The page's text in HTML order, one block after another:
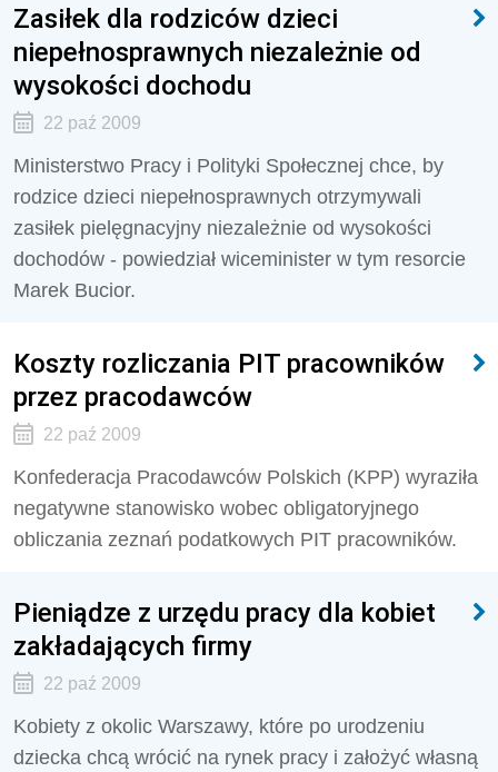
Zasiłek dla rodziców dzieci
niepełnosprawnych niezależnie od
wysokości dochodu
22 paź 2009
Ministerstwo Pracy i Polityki Społecznej chce, by
rodzice dzieci niepełnosprawnych otrzymywali
zasiłek pielęgnacyjny niezależnie od wysokości
dochodów - powiedział wiceminister w tym resorcie
Marek Bucior.
Koszty rozliczania PIT pracowników
przez pracodawców
22 paź 2009
Konfederacja Pracodawców Polskich (KPP) wyraziła
negatywne stanowisko wobec obligatoryjnego
obliczania zeznań podatkowych PIT pracowników.
Pieniądze z urzędu pracy dla kobiet
zakładających firmy
22 paź 2009
Kobiety z okolic Warszawy, które po urodzeniu
dziecka chcą wrócić na rynek pracy i założyć własną